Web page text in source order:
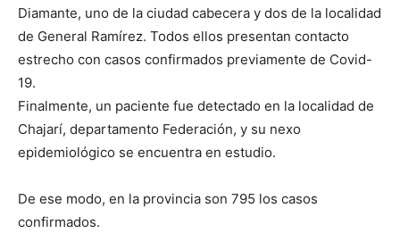
Diamante, uno de la ciudad cabecera y dos de la localidad
de General Ramírez. Todos ellos presentan contacto
estrecho con casos confirmados previamente de Covid-
19.
Finalmente, un paciente fue detectado en la localidad de
Chajarí, departamento Federación, y su nexo
epidemiológico se encuentra en estudio.
De ese modo, en la provincia son 795 los casos
confirmados.